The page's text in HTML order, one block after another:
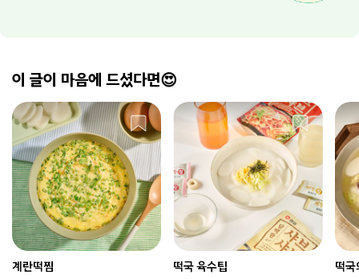
이 글이 마음에 드셨다면😍
계란떡찜 떡국 육수팁 떡국